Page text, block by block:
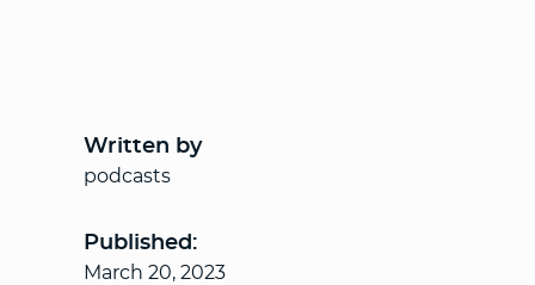
Written by
podcasts
Published:
March 20, 2023